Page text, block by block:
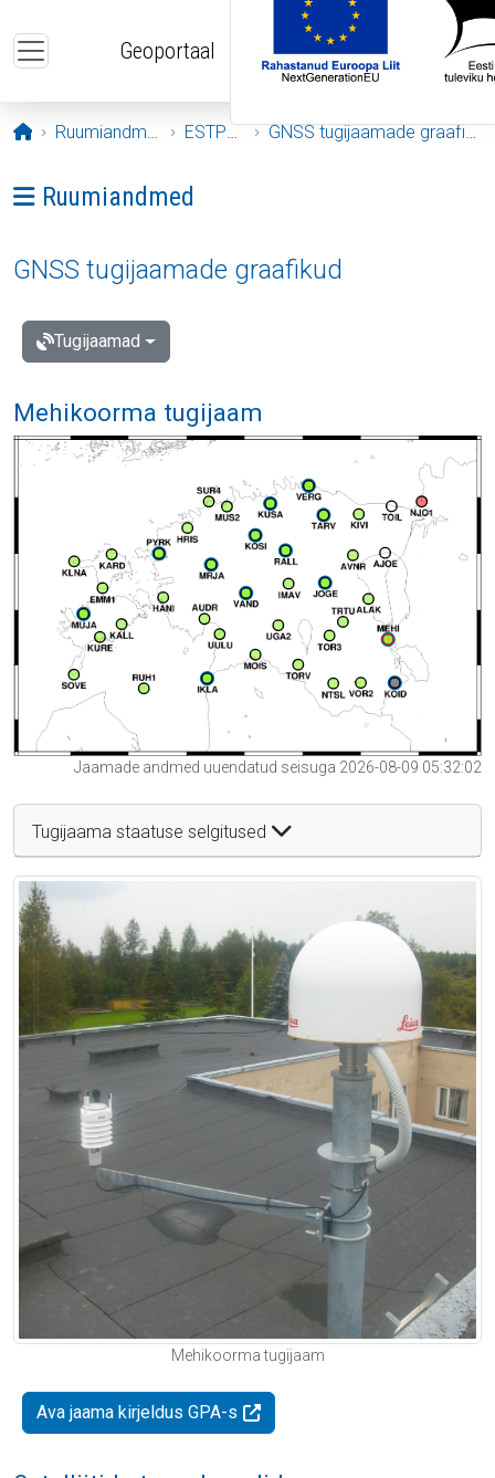
Geoportaal
Avaleht
Ruumiandmed ESTPOS GNSS tugijaamade graafikud
Ava menüü: Ruumiandmed
Ruumiandmed
GNSS tugijaamade graafikud
Tugijaamad
Mehikoorma tugijaam
Jaamade andmed uuendatud seisuga 2026-08-09 05:32:02
Tugijaama staatuse selgitused
Mehikoorma tugijaam
Ava jaama kirjeldus GPA-s